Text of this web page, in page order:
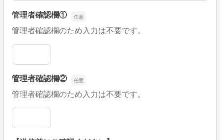
管理者確認欄①
管理者確認欄のため入力は不要です。
管理者確認欄①
管理者確認欄②
管理者確認欄のため入力は不要です。
管理者確認欄②